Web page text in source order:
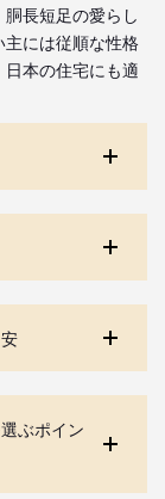
長短足の愛らし
には従順な性格
本の住宅にも適
ぶポイン